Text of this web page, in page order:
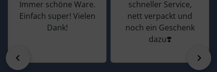
Immer schöne Ware.
Einfach super! Vielen
Dank!
schneller Service,
nett verpackt und
noch ein Geschenk
dazu❣️
vor